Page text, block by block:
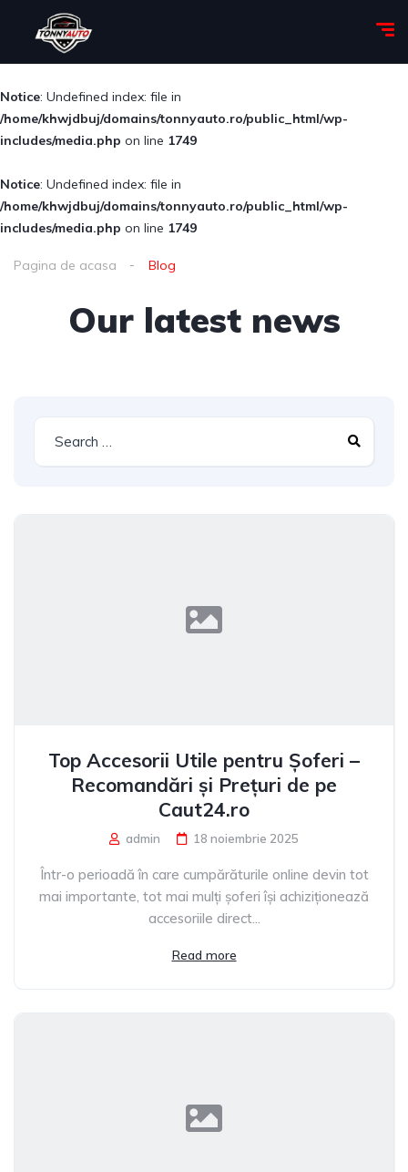
Notice: Undefined index: file in
/home/khwjdbuj/domains/tonnyauto.ro/public_html/wp-
includes/media.php on line 1749
Notice: Undefined index: file in
/home/khwjdbuj/domains/tonnyauto.ro/public_html/wp-
includes/media.php on line 1749
Pagina de acasa Blog
Our latest news
Top Accesorii Utile pentru Șoferi –
Recomandări și Prețuri de pe
Caut24.ro
admin 18 noiembrie 2025
Într-o perioadă în care cumpărăturile online devin tot
mai importante, tot mai mulți șoferi își achiziționează
accesoriile direct...
Read more